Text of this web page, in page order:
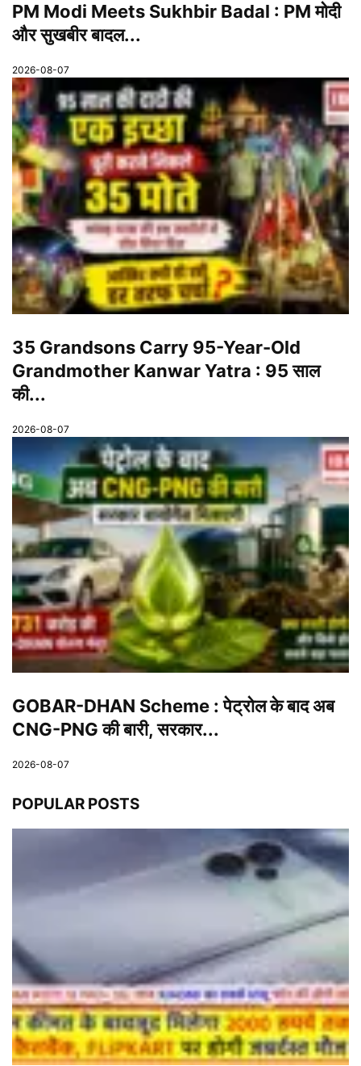
PM Modi Meets Sukhbir Badal : PM मोदी
और सुखबीर बादल...
2026-08-07
35 Grandsons Carry 95-Year-Old
Grandmother Kanwar Yatra : 95 साल
की...
2026-08-07
GOBAR-DHAN Scheme : पेट्रोल के बाद अब
CNG-PNG की बारी, सरकार...
2026-08-07
POPULAR POSTS